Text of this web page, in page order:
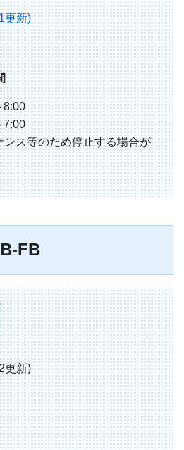
更新)
8:00
7:00
ンス等のため停止する場合が
FB
更新)